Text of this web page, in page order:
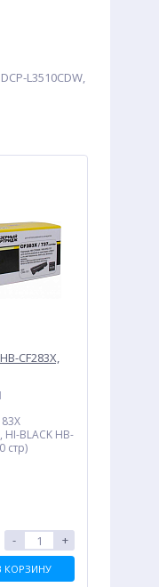
L3510CDW,
CF283X,
HI-BLACK HB-
стр)
- +
КОРЗИНУ